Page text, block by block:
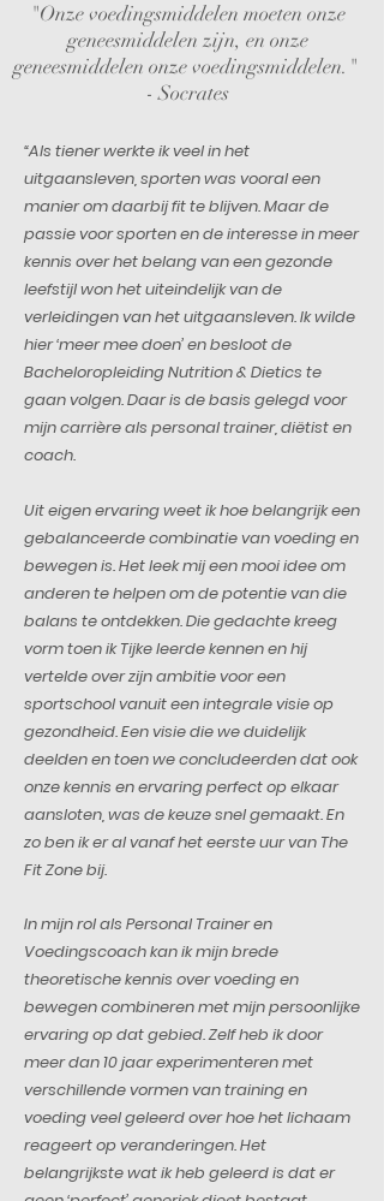
"Onze voedingsmiddelen moeten onze
geneesmiddelen zijn, en onze
geneesmiddelen onze voedingsmiddelen. "
- Socrates
“Als tiener werkte ik veel in het
uitgaansleven, sporten was vooral een
manier om daarbij fit te blijven. Maar de
passie voor sporten en de interesse in meer
kennis over het belang van een gezonde
leefstijl won het uiteindelijk van de
verleidingen van het uitgaansleven. Ik wilde
hier ‘meer mee doen’ en besloot de
Bacheloropleiding Nutrition & Dietics te
gaan volgen. Daar is de basis gelegd voor
mijn carrière als personal trainer, diëtist en
coach.
Uit eigen ervaring weet ik hoe belangrijk een
gebalanceerde combinatie van voeding en
bewegen is. Het leek mij een mooi idee om
anderen te helpen om de potentie van die
balans te ontdekken. Die gedachte kreeg
vorm toen ik Tijke leerde kennen en hij
vertelde over zijn ambitie voor een
sportschool vanuit een integrale visie op
gezondheid. Een visie die we duidelijk
deelden en toen we concludeerden dat ook
onze kennis en ervaring perfect op elkaar
aansloten, was de keuze snel gemaakt. En
zo ben ik er al vanaf het eerste uur van The
Fit Zone bij.
In mijn rol als Personal Trainer en
Voedingscoach kan ik mijn brede
theoretische kennis over voeding en
bewegen combineren met mijn persoonlijke
ervaring op dat gebied. Zelf heb ik door
meer dan 10 jaar experimenteren met
verschillende vormen van training en
voeding veel geleerd over hoe het lichaam
reageert op veranderingen. Het
belangrijkste wat ik heb geleerd is dat er